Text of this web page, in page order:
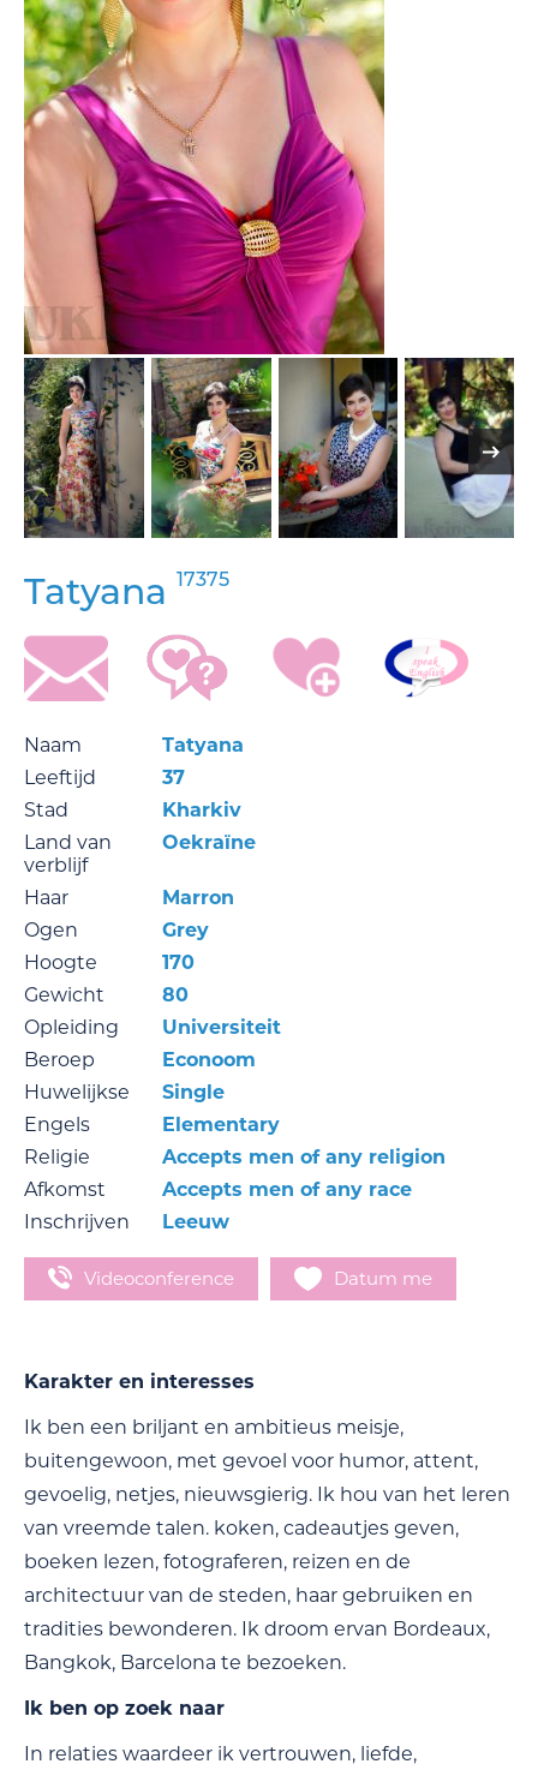
Tatyana 17375
Naam
Tatyana
Leeftijd
37
Stad
Kharkiv
Land van
verblijf
Oekraïne
Haar
Marron
Ogen
Grey
Hoogte
170
Gewicht
80
Opleiding
Universiteit
Beroep
Econoom
Huwelijkse
Single
Engels
Elementary
Religie
Accepts men of any religion
Afkomst
Accepts men of any race
Inschrijven
Leeuw
Videoconference Datum me
Karakter en interesses
Ik ben een briljant en ambitieus meisje,
buitengewoon, met gevoel voor humor, attent,
gevoelig, netjes, nieuwsgierig. Ik hou van het leren
van vreemde talen. koken, cadeautjes geven,
boeken lezen, fotograferen, reizen en de
architectuur van de steden, haar gebruiken en
tradities bewonderen. Ik droom ervan Bordeaux,
Bangkok, Barcelona te bezoeken.
Ik ben op zoek naar
In relaties waardeer ik vertrouwen, liefde,